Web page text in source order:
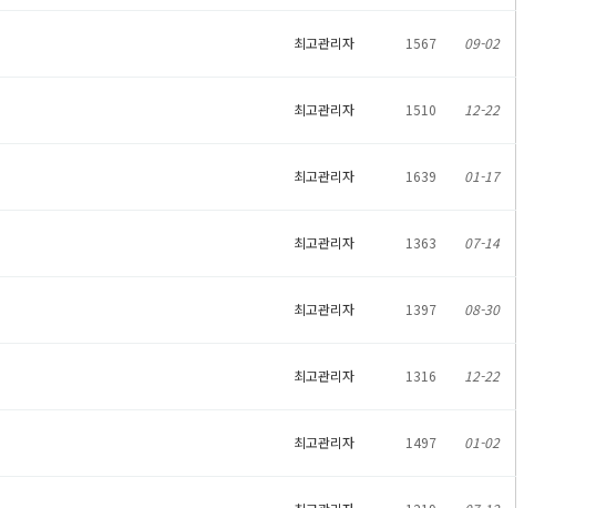
최고관리자 1567 09-02
최고관리자 1510 12-22
최고관리자 1639 01-17
최고관리자 1363 07-14
최고관리자 1397 08-30
최고관리자 1316 12-22
최고관리자 1497 01-02